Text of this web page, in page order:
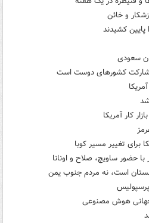
و خائن
پایین کشیدند
سعودی
مشارکت کشورهای دوست است
کار آمریکا
برای تغییر مسیر کوبا
حضور ساویچ، صلاح و اونانا
است، نه مردم جنوب یمن
جهانی هوش مصنوعی